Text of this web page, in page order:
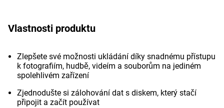
Vlastnosti produktu
Zlepšete své možnosti ukládání díky snadnému přístupu
k fotografiím, hudbě, videím a souborům na jediném
spolehlivém zařízení
Zjednodušte si zálohování dat s diskem, který stačí
připojit a začít používat